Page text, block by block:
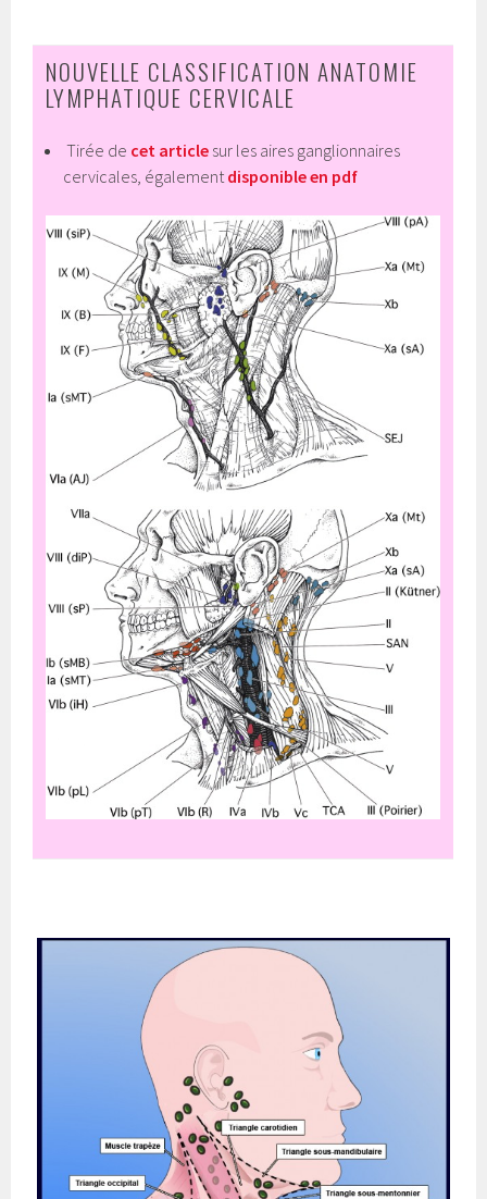
NOUVELLE CLASSIFICATION ANATOMIE
LYMPHATIQUE CERVICALE
Tirée de cet article sur les aires ganglionnaires
cervicales, égalementdisponible en pdf